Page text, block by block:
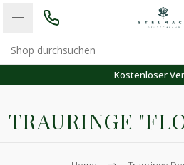
Kostenloser
TRAURINGE